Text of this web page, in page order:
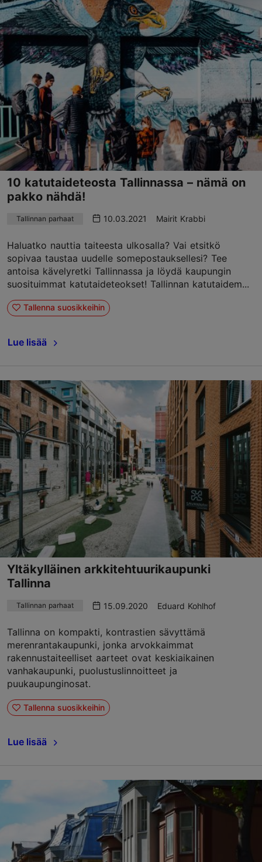
10 katutaideteosta Tallinnassa – nämä on
pakko nähdä!
Tallinnan parhaat 10.03.2021 Mairit Krabbi
Haluatko nauttia taiteesta ulkosalla? Vai etsitkö
sopivaa taustaa uudelle somepostauksellesi? Tee
antoisa kävelyretki Tallinnassa ja löydä kaupungin
suosituimmat katutaideteokset! Tallinnan katutaidem...
Tallenna suosikkeihin
Lue lisää
Yltäkylläinen arkkitehtuurikaupunki
Tallinna
Tallinnan parhaat 15.09.2020 Eduard Kohlhof
Tallinna on kompakti, kontrastien sävyttämä
merenrantakaupunki, jonka arvokkaimmat
rakennustaiteelliset aarteet ovat keskiaikainen
vanhakaupunki, puolustuslinnoitteet ja
puukaupunginosat.
Tallenna suosikkeihin
Lue lisää